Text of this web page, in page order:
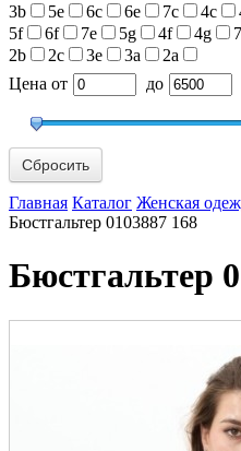
3b
5e 6c 6e 7c 4c
5f
6f 7e 5g 4f 4g
2b
2c 3e 3a
2a
Цена от до
Сбросить
Главная Каталог Женская
Бюстгальтер 0103887 168
Бюстгальтер